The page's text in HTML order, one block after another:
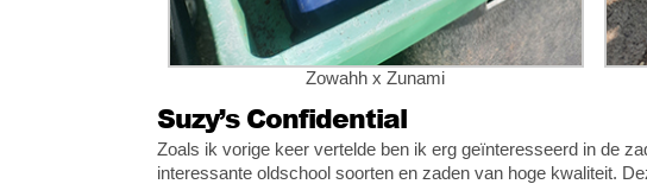
Zowahh x Zunami
Suzy’s Confidential
Zoals ik vorige keer vertelde ben ik erg geïnteresseerd in de
interessante oldschool soorten en zaden van hoge kwaliteit.